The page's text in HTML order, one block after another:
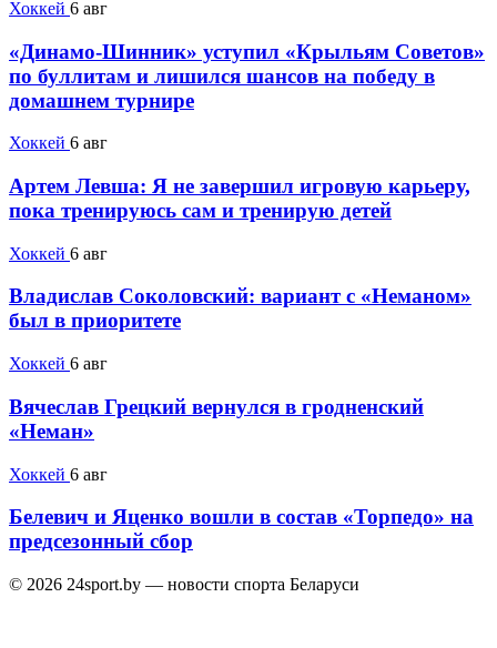
Хоккей 6 авг
«Динамо-Шинник» уступил «Крыльям Советов»
по буллитам и лишился шансов на победу в
домашнем турнире
Хоккей 6 авг
Артем Левша: Я не завершил игровую карьеру,
пока тренируюсь сам и тренирую детей
Хоккей 6 авг
Владислав Соколовский: вариант с «Неманом»
был в приоритете
Хоккей 6 авг
Вячеслав Грецкий вернулся в гродненский
«Неман»
Хоккей 6 авг
Белевич и Яценко вошли в состав «Торпедо» на
предсезонный сбор
© 2026 24sport.by — новости спорта Беларуси